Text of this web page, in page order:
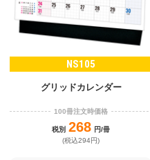
NS105
グリッドカレンダー
100冊注文時価格
税別 268 円/冊
(税込294円)